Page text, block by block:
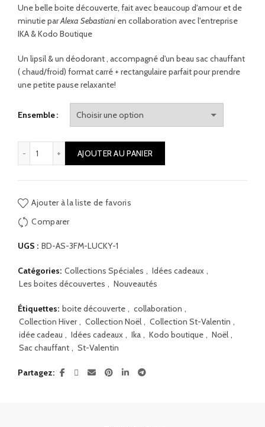
prix
initial
était :
$55.00.
prix
est :
$41.25.
Une belle boite découverte, fait avec beaucoup d'amour et de
minutie parAlexa Sebastiani en collaboration avec l'entreprise
IKA & Kodo Boutique
Un lipsil & un déodorant , accompagné d'un beau sac chauffant
( chaud/froid) format carré + rectangulaire parfait pour prendre
une petite pause relaxante!
Ensemble
AJOUTER AU PANIER
Ajouter à la liste de favoris
Comparer
UGS : BD-AS-3FM-LUCKY-1
Catégories: Collections Spéciales Idées cadeaux
Les boites découvertes
Nouveautés
Étiquettes: boite découverte collaboration
Collection Hiver
Collection Noël Collection St-Valentin
idée cadeau
Idées cadeaux Ika Kodo boutique Noël
Sac chauffant
St-Valentin
Partagez